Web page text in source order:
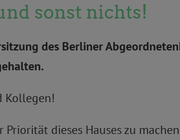
sonst nichts!
des Berliner
Kollegen!
dieses Hauses zu